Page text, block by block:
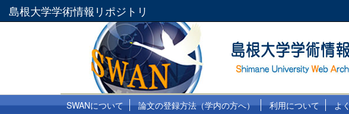
島根大学学術情報リポジトリ
SWANについて 論文の登録方法（学内の方へ） 利用について よ